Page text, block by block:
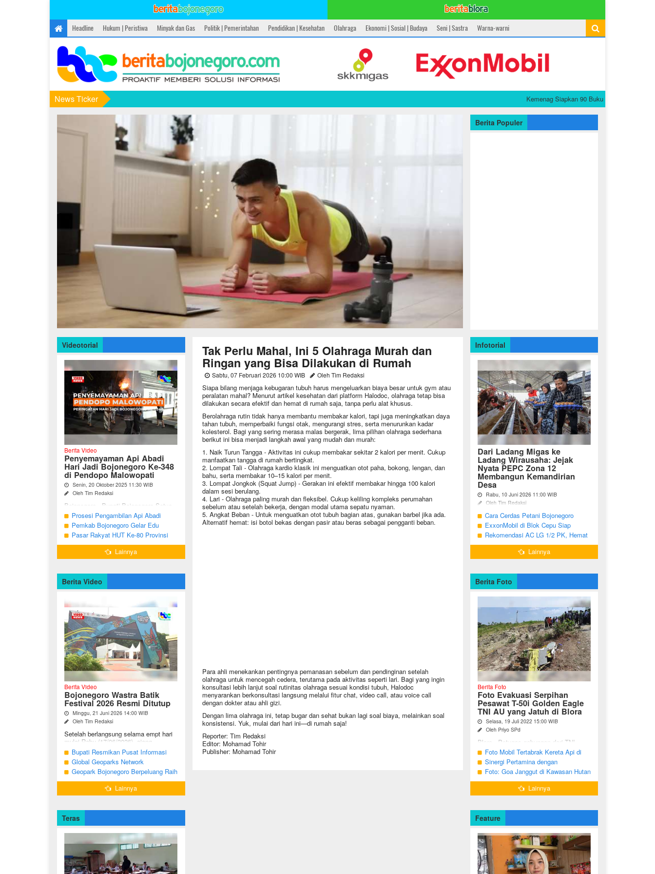
Headline Hukum | Peristiwa Minyak dan Gas Politik | Pemerintahan Pendidikan | Kesehatan Olahraga Ekonomi | Sosial | Budaya Seni | Sastra Warna-warni
News Ticker Kemenag Siapkan 90 Buku PAI dan Bahasa Arab
Berita Populer
Tak Perlu Mahal, Ini 5 Olahraga Murah dan
Ringan yang Bisa Dilakukan di Rumah
Sabtu, 07 Februari 2026 10:00 WIB Oleh Tim Redaksi
Siapa bilang menjaga kebugaran tubuh harus mengeluarkan biaya besar untuk gym atau
peralatan mahal? Menurut artikel kesehatan dari platform Halodoc, olahraga tetap bisa
dilakukan secara efektif dan hemat di rumah saja, tanpa perlu alat khusus.
Berolahraga rutin tidak hanya membantu membakar kalori, tapi juga meningkatkan daya
tahan tubuh, memperbaiki fungsi otak, mengurangi stres, serta menurunkan kadar
kolesterol. Bagi yang sering merasa malas bergerak, lima pilihan olahraga sederhana
berikut ini bisa menjadi langkah awal yang mudah dan murah:
1. Naik Turun Tangga - Aktivitas ini cukup membakar sekitar 2 kalori per menit. Cukup
manfaatkan tangga di rumah bertingkat.
2. Lompat Tali - Olahraga kardio klasik ini menguatkan otot paha, bokong, lengan, dan
bahu, serta membakar 10–15 kalori per menit.
3. Lompat Jongkok (Squat Jump) - Gerakan ini efektif membakar hingga 100 kalori
dalam sesi berulang.
4. Lari - Olahraga paling murah dan fleksibel. Cukup keliling kompleks perumahan
sebelum atau setelah bekerja, dengan modal utama sepatu nyaman.
5. Angkat Beban - Untuk menguatkan otot tubuh bagian atas, gunakan barbel jika ada.
Alternatif hemat: isi botol bekas dengan pasir atau beras sebagai pengganti beban.
Para ahli menekankan pentingnya pemanasan sebelum dan pendinginan setelah
olahraga untuk mencegah cedera, terutama pada aktivitas seperti lari. Bagi yang ingin
konsultasi lebih lanjut soal rutinitas olahraga sesuai kondisi tubuh, Halodoc
menyarankan berkonsultasi langsung melalui fitur chat, video call, atau voice call
dengan dokter atau ahli gizi.
Dengan lima olahraga ini, tetap bugar dan sehat bukan lagi soal biaya, melainkan soal
konsistensi. Yuk, mulai dari hari ini—di rumah saja!
Reporter: Tim Redaksi
Editor: Mohamad Tohir
Publisher: Mohamad Tohir
Videotorial
Berita Video
Penyemayaman Api Abadi
Hari Jadi Bojonegoro Ke-348
di Pendopo Malowopati
Senin, 20 Oktober 2025 11:30 WIB
Oleh Tim Redaksi
Bojonegoro - Bupati Bojonegoro Setyo
Wahono, didampingi Wakil Bupati Nurul
Azizah dan Ketua DPRD Abdulloh
Umar, bersama jajaran Forkopimda
Bojonegoro ...
Prosesi Pengambilan Api Abadi
Peringatan Hari Jadi Bojonegoro Ke-
348
Pemkab Bojonegoro Gelar Edu
Champ dan Coaching Clinic Seni
Reog dan Jaranan
Pasar Rakyat HUT Ke-80 Provinsi
Jawa Timur di Bojonegoro
Lainnya
Berita Video
Berita Video
Bojonegoro Wastra Batik
Festival 2026 Resmi Ditutup
Minggu, 21 Juni 2026 14:00 WIB
Oleh Tim Redaksi
Setelah berlangsung selama empt hari
mulai Rabu (17/06/2026), ajang
Bojonegoro Wastra Batik Festival
(BWBF) 2026 resmi ditutup oleh Ketua
Dekranasda ...
Bupati Resmikan Pusat Informasi
Geologi Geopark Bojonegoro
Global Geoparks Network
Association Kunjungi Sejumlah
Geosite di Bojonegoro
Geopark Bojonegoro Berpeluang Raih
UNESCO Global Geopark
Lainnya
Teras
Infotorial
Dari Ladang Migas ke
Ladang Wirausaha: Jejak
Nyata PEPC Zona 12
Membangun Kemandirian
Desa
Rabu, 10 Juni 2026 11:00 WIB
Oleh Tim Redaksi
Bojonegoro - Berakhirnya fase
pengembangan Proyek Gas Jambaran-
Tiung Biru (JTB) pada 2021 menjadi
titik balik bagi ratusan pemuda Desa
Bandungrejo, ...
Cara Cerdas Petani Bojonegoro
Menguatkan Ekonomi Keluarga
ExxonMobil di Blok Cepu Siap
Hadapi Target Produksi 2026
Rekomendasi AC LG 1/2 PK, Hemat
Listrik dan Pendinginan Maksimal
Lainnya
Berita Foto
Berita Foto
Foto Evakuasi Serpihan
Pesawat T-50i Golden Eagle
TNI AU yang Jatuh di Blora
Selasa, 19 Juli 2022 15:00 WIB
Oleh Priyo SPd
Blora - Petugas gabungan dari TNI,
Polri, BPBD dan warga sekitar terus
melakukan pencarian terhadap serpihan
pesawat tempur T-50i Golden ...
Foto Mobil Tertabrak Kereta Api di
Kalitidu, Bojonegoro
Sinergi Pertamina dengan
Masyarakat Desa
Foto: Goa Janggut di Kawasan Hutan
Ngorogunung, Bubulan, Bojonegoro
Lainnya
Feature